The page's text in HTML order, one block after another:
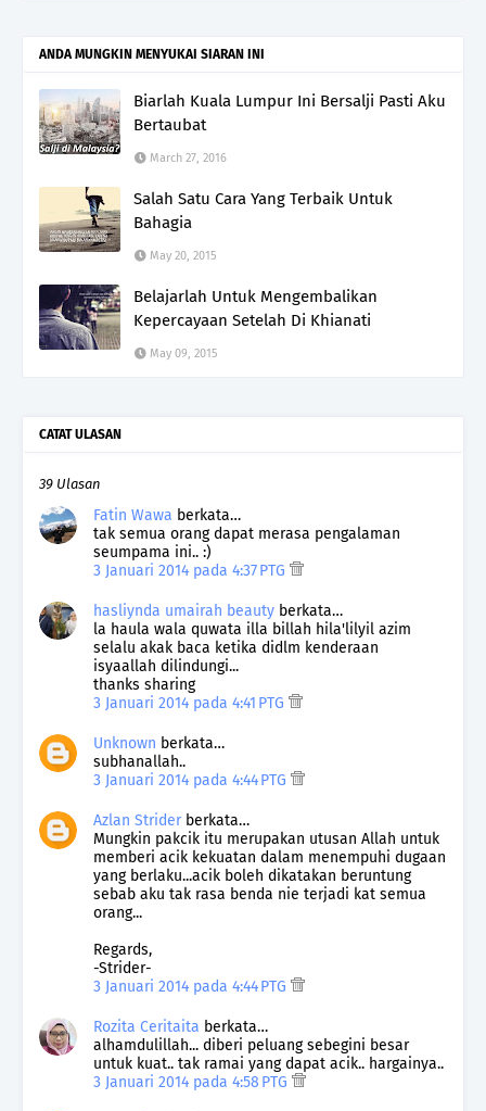
ANDA MUNGKIN MENYUKAI SIARAN INI
Biarlah Kuala Lumpur Ini Bersalji Pasti Aku
Bertaubat
March 27, 2016
Salah Satu Cara Yang Terbaik Untuk
Bahagia
May 20, 2015
Belajarlah Untuk Mengembalikan
Kepercayaan Setelah Di Khianati
May 09, 2015
CATAT ULASAN
39 Ulasan
Fatin Wawa berkata…
tak semua orang dapat merasa pengalaman
seumpama ini.. :)
3 Januari 2014 pada 4:37 PTG
hasliynda umairah beauty berkata…
la haula wala quwata illa billah hila'lilyil azim
selalu akak baca ketika didlm kenderaan
isyaallah dilindungi...
thanks sharing
3 Januari 2014 pada 4:41 PTG
Unknown berkata…
subhanallah..
3 Januari 2014 pada 4:44 PTG
Azlan Striderberkata…
Mungkin pakcik itu merupakan utusan Allah untuk
memberi acik kekuatan dalam menempuhi dugaan
yang berlaku...acik boleh dikatakan beruntung
sebab aku tak rasa benda nie terjadi kat semua
orang...
Regards,
-Strider-
3 Januari 2014 pada 4:44 PTG
Rozita Ceritaita berkata…
alhamdulillah... diberi peluang sebegini besar
untuk kuat.. tak ramai yang dapat acik.. hargainya..
3 Januari 2014 pada 4:58 PTG